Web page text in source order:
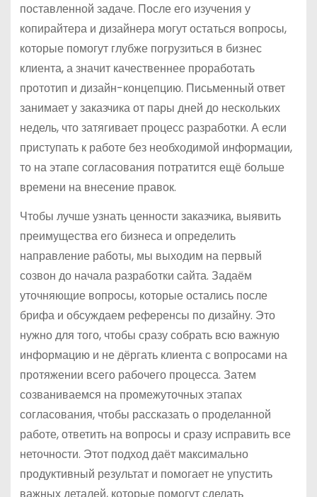
поставленной задаче. После его изучения у
копирайтера и дизайнера могут остаться вопросы,
которые помогут глубже погрузиться в бизнес
клиента, а значит качественнее проработать
прототип и дизайн-концепцию. Письменный ответ
занимает у заказчика от пары дней до нескольких
недель, что затягивает процесс разработки. А если
приступать к работе без необходимой информации,
то на этапе согласования потратится ещё больше
времени на внесение правок.
Чтобы лучше узнать ценности заказчика, выявить
преимущества его бизнеса и определить
направление работы, мы выходим на первый
созвон до начала разработки сайта. Задаём
уточняющие вопросы, которые остались после
брифа и обсуждаем референсы по дизайну. Это
нужно для того, чтобы сразу собрать всю важную
информацию и не дёргать клиента с вопросами на
протяжении всего рабочего процесса. Затем
созваниваемся на промежуточных этапах
согласования, чтобы рассказать о проделанной
работе, ответить на вопросы и сразу исправить все
неточности. Этот подход даёт максимально
продуктивный результат и помогает не упустить